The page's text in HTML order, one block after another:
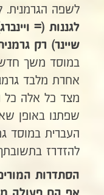
לשפה הגרמנית.
לגננות (=
שיינר) רק
במוסד משך
אחרת מלבד
מצד כל אלה כל
שפתנו באופן
העברית במוסד
להזדרז
הסתדרות